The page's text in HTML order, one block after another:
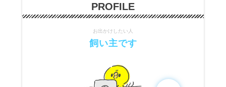
PROFILE
お出かけしたい人
飼い主です